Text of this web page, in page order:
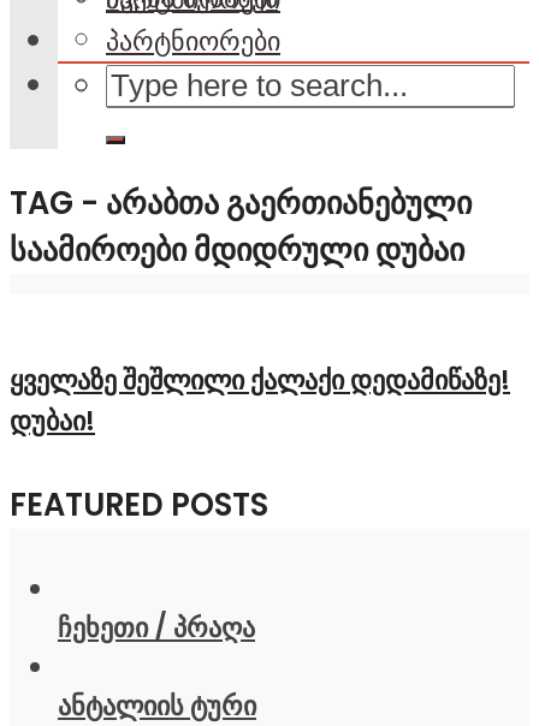
პარტნიორები
TAG - ᲐᲠᲐᲑᲗᲐ ᲒᲐᲔᲠᲗᲘᲐᲜᲔᲑᲣᲚᲘ
ᲡᲐᲐᲛᲘᲠᲝᲔᲑᲘ ᲛᲓᲘᲓᲠᲣᲚᲘ ᲓᲣᲑᲐᲘ
ყველაზე შეშლილი ქალაქი დედამიწაზე!
დუბაი!
FEATURED POSTS
ჩეხეთი / პრაღა
ანტალიის ტური